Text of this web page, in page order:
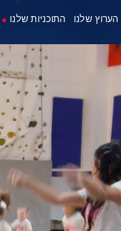
הערוץ שלנו התוכניות שלנו